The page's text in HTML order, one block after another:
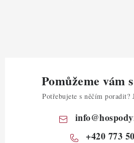
Pomůžeme vám
Potřebujete s něčím poradit?
info@
+420 773